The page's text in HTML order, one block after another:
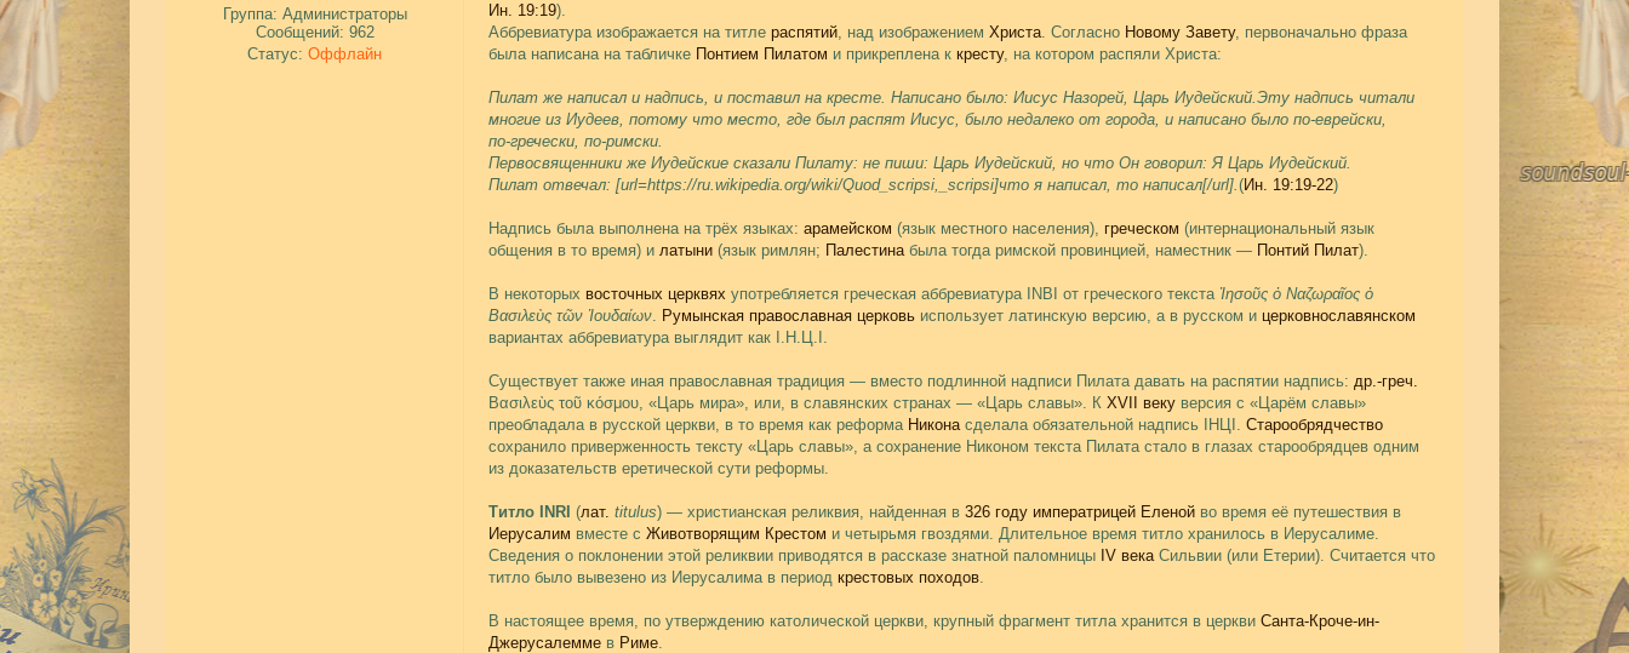
Группа: Администраторы
Сообщений: 962
Статус: Оффлайн
Ин. 19:19).
Аббревиатура изображается на титле распятий, над изображением Христа. Согласно Новому Завету, первоначально фраза
была написана на табличке Понтием Пилатом и прикреплена к кресту, на котором распяли Христа:
Пилат же написал и надпись, и поставил на кресте. Написано было: Иисус Назорей, Царь Иудейский.Эту надпись читали
многие из Иудеев, потому что место, где был распят Иисус, было недалеко от города, и написано было по-еврейски,
по-гречески, по-римски.
Первосвященники же Иудейские сказали Пилату: не пиши: Царь Иудейский, но что Он говорил: Я Царь Иудейский.
Пилат отвечал: [url=https://ru.wikipedia.org/wiki/Quod_scripsi,_scripsi]что я написал, то написал[/url].(Ин. 19:19-22)
Надпись была выполнена на трёх языках: арамейском (язык местного населения), греческом (интернациональный язык
общения в то время) и латыни (язык римлян; Палестинабыла тогда римской провинцией, наместник — Понтий Пилат).
В некоторых восточных церквях употребляется греческая аббревиатура INBI от греческого текста Ἰησοῦς ὁ Ναζωραῖος ὁ
Bασιλεὺς τῶν Ἰουδαίων. Румынская православная церковь использует латинскую версию, а в русском и церковнославянском
вариантах аббревиатура выглядит как І.Н.Ц.І.
Существует также иная православная традиция — вместо подлинной надписи Пилата давать на распятии надпись: др.-греч.
Bασιλεὺς τοῦ κόσμου, «Царь мира», или, в славянских странах — «Царь славы». К XVII веку версия с «Царём славы»
преобладала в русской церкви, в то время как реформа Никонасделала обязательной надпись ІНЦІ. Старообрядчество
сохранило приверженность тексту «Царь славы», а сохранение Никоном текста Пилата стало в глазах старообрядцев одним
из доказательств еретической сути реформы.
Титло INRI (лат. titulus) — христианская реликвия, найденная в 326 году императрицей Еленой во время её путешествия в
Иерусалим вместе с Животворящим Крестом и четырьмя гвоздями. Длительное время титло хранилось в Иерусалиме.
Сведения о поклонении этой реликвии приводятся в рассказе знатной паломницы IV векаСильвии (или Етерии). Считается что
титло было вывезено из Иерусалима в период крестовых походов.
В настоящее время, по утверждению католической церкви, крупный фрагмент титла хранится в церкви Санта-Кроче-ин-
Джерусалемме в Риме.